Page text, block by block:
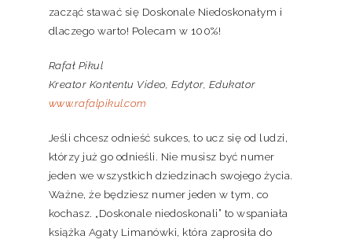
zacząć stawać się Doskonale Niedoskonałym i
dlaczego warto! Polecam w 100%!
Rafał Pikul
Kreator Kontentu Video, Edytor, Edukator
www.rafalpikul.com
Jeśli chcesz odnieść sukces, to ucz się od ludzi,
którzy już go odnieśli. Nie musisz być numer
jeden we wszystkich dziedzinach swojego życia.
Ważne, że będziesz numer jeden w tym, co
kochasz. „Doskonale niedoskonali” to wspaniała
książka Agaty Limanówki, która zaprosiła do